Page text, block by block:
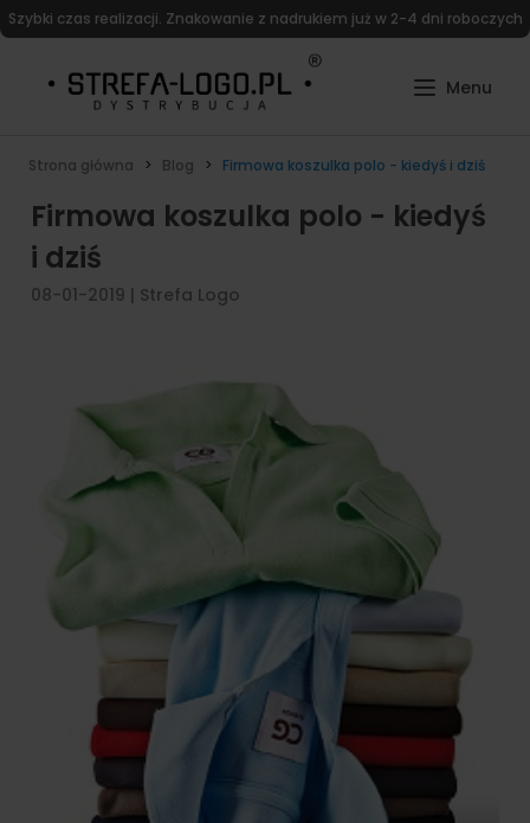
Szybki czas realizacji. Znakowanie z nadrukiem już w 2-4 dni roboczych
Strona główna Blog Firmowa koszulka polo - kiedyś i dziś
Firmowa koszulka polo - kiedyś
i dziś
08-01-2019 | Strefa Logo